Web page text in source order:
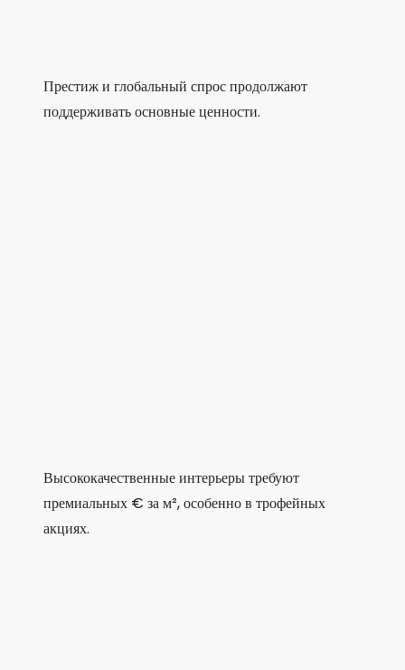
Престиж и глобальный спрос продолжают
поддерживать основные ценности.
Высококачественные интерьеры требуют
премиальных € за м², особенно в трофейных
акциях.